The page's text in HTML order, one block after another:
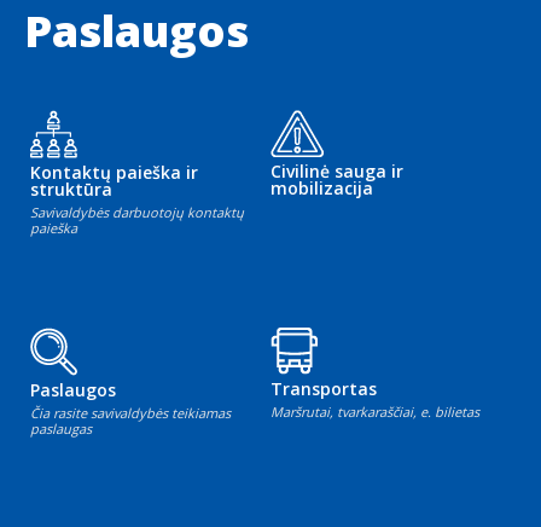
Paslaugos
Kontaktų paieška ir
struktūra
Savivaldybės darbuotojų kontaktų
paieška
Civilinė sauga ir
mobilizacija
Paslaugos
Čia rasite savivaldybės teikiamas
paslaugas
Transportas
Maršrutai, tvarkaraščiai, e. bilietas